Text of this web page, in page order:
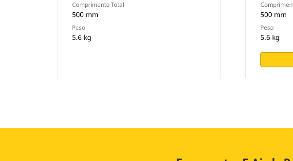
Comprimento Total
500 mm
Peso
5.6 kg
500 mm
Peso
5.6 kg